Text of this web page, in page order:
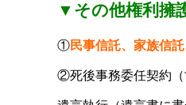
▼その他権利擁
①民事信託、家族信託
②死後事務委任契約（